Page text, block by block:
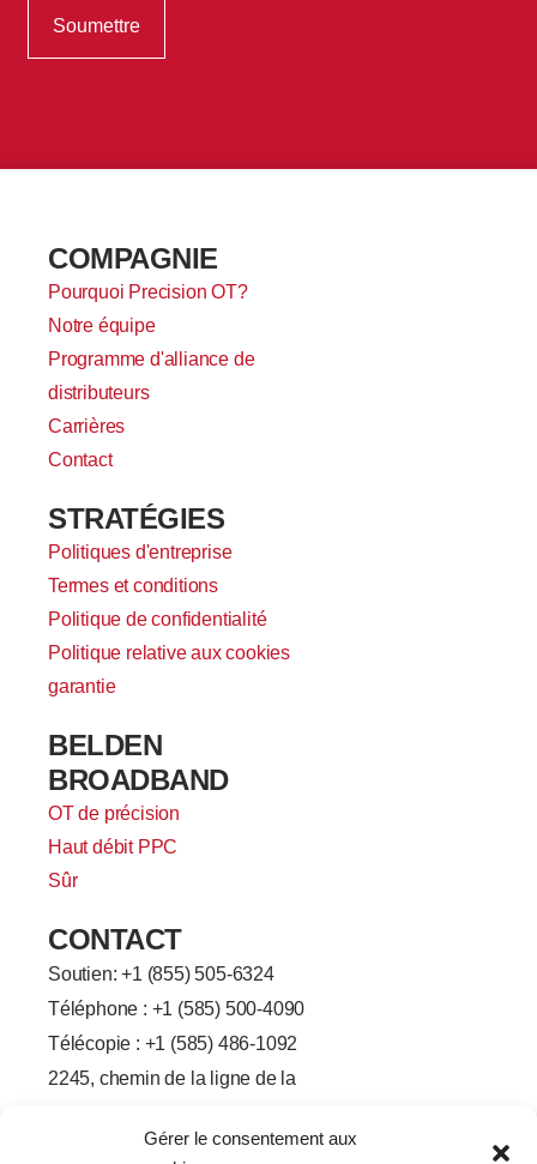
Gérer le consentement aux
COMPAGNIE
Pourquoi Precision OT?
Notre équipe
Programme d'alliance de
distributeurs
Carrières
Contact
STRATÉGIES
Politiques d'entreprise
Termes et conditions
Politique de confidentialité
Politique relative aux cookies
garantie
BELDEN
BROADBAND
OT de précision
Haut débit PPC
Sûr
CONTACT
Soutien: +1 (855) 505-6324
Téléphone : +1 (585) 500-4090
Télécopie : +1 (585) 486-1092
2245, chemin de la ligne de la
Rochester, État de New York